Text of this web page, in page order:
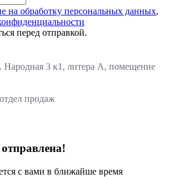
на обработку персональных данных,
перед отправкой.
Народная 3 к1, литера А, помещение
продаж
с вами в ближайше время